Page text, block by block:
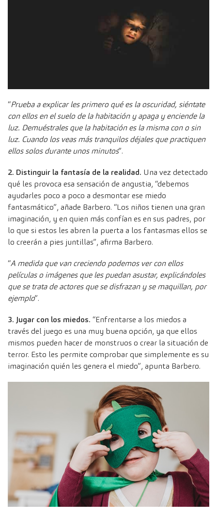
“Prueba a explicar les primero qué es la oscuridad, siéntate
con ellos en el suelo de la habitación y apaga y enciende la
luz. Demuéstrales que la habitación es la misma con o sin
luz. Cuando los veas más tranquilos déjales que practiquen
ellos solos durante unos minutos”.
2. Distinguir la fantasía de la realidad. Una vez detectado
qué les provoca esa sensación de angustia, “debemos
ayudarles poco a poco a desmontar ese miedo
fantasmático”, añade Barbero. “Los niños tienen una gran
imaginación, y en quien más confían es en sus padres, por
lo que si estos les abren la puerta a los fantasmas ellos se
lo creerán a pies juntillas”, afirma Barbero.
“A medida que van creciendo podemos ver con ellos
películas o imágenes que les puedan asustar, explicándoles
que se trata de actores que se disfrazan y se maquillan, por
ejemplo”.
3. Jugar con los miedos. “Enfrentarse a los miedos a
través del juego es una muy buena opción, ya que ellos
mismos pueden hacer de monstruos o crear la situación de
terror. Esto les permite comprobar que simplemente es su
imaginación quién les genera el miedo”, apunta Barbero.